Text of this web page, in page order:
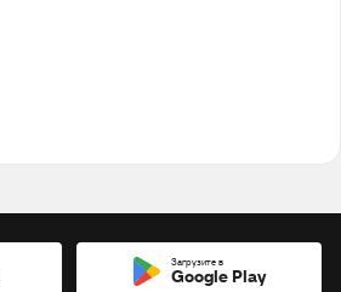
Загрузите в
Google Play